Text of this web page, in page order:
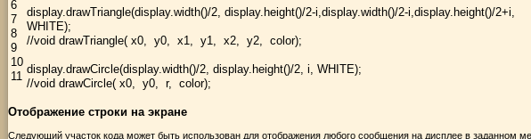
6
7
8
9
10
11
display.drawTriangle(display.width()/2, display. height()/2-i,display.width()/2-i,display. height()/2+i,
WHITE);
//void drawTriangle( x0, y0, x1, y1, x2, y2, color);
display.drawCircle(display.width()/2, display. height()/2, i, WHITE);
//void drawCircle( x0, y0, r, color);
Отображение строки на экране
Следующий участок кода может быть использован для отображения любого сообщения на дисплее в заданном